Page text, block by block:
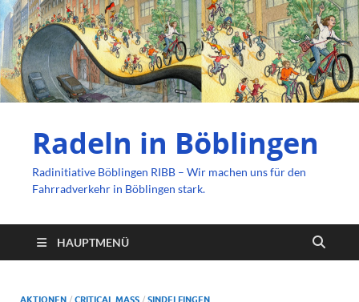
Radeln in Böblingen
Radinitiative Böblingen RIBB – Wir machen uns für den
Fahrradverkehr in Böblingen stark.
HAUPTMENÜ
AKTIONEN / CRITICAL MASS / SINDELFINGEN